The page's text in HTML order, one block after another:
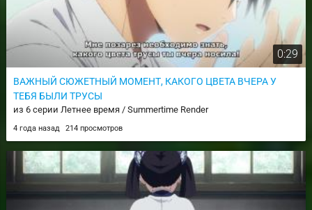
0:29
ВАЖНЫЙ СЮЖЕТНЫЙ МОМЕНТ, КАКОГО ЦВЕТА ВЧЕРА У
ТЕБЯ БЫЛИ ТРУСЫ
из 6 серии Летнее время / Summertime Render
4 года назад 214 просмотров